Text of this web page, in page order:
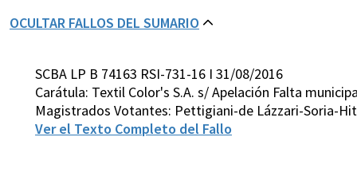
OCULTAR FALLOS DEL SUMARIO
SCBA LP B 74163 RSI-731-16 I 31/08/2016
Carátula: Textil Color's S.A. s/ Apelación Falta
Magistrados Votantes: Pettigiani-de Lázzari-Soria-
Ver el Texto Completo del Fallo